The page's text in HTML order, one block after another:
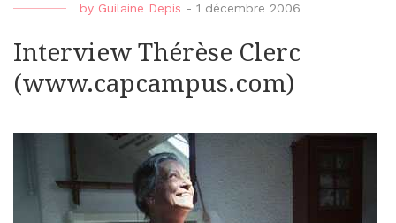
by Guilaine Depis - 1 décembre 2006
Interview Thérèse Clerc
(www.capcampus.com)